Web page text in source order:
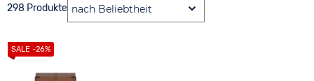
298 Produkte